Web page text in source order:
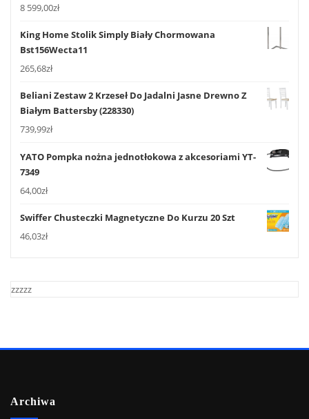
8 599,00zł
King Home Stolik Simply Biały Chormowana
Bst156Wecta11
265,68zł
Beliani Zestaw 2 Krzeseł Do Jadalni Jasne Drewno Z
Białym Battersby (228330)
739,99zł
YATO Pompka nożna jednotłokowa z akcesoriami YT-
7349
64,00zł
Swiffer Chusteczki Magnetyczne Do Kurzu 20 Szt
46,03zł
zzzzz
Archiwa